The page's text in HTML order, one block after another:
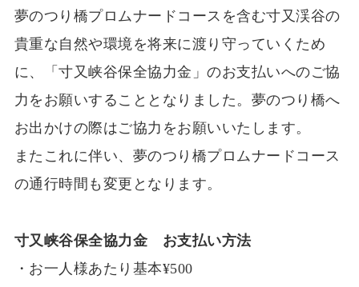
夢のつり橋プロムナードコースを含む寸又渓谷の
貴重な自然や環境を将来に渡り守っていくため
に、「寸又峡谷保全協力金」のお支払いへのご協
力をお願いすることとなりました。夢のつり橋へ
お出かけの際はご協力をお願いいたします。
またこれに伴い、夢のつり橋プロムナードコース
の通行時間も変更となります。
寸又峡谷保全協力金 お支払い方法
・お一人様あたり基本¥500